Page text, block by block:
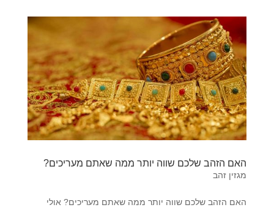
האם הזהב שלכם שווה יותר ממה שאתם מעריכים?
מגזין זהב
האם הזהב שלכם שווה יותר ממה שאתם מעריכים? אולי